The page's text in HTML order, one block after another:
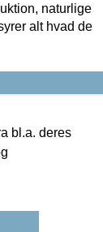
naturlige
alt hvad de
bl.a. deres